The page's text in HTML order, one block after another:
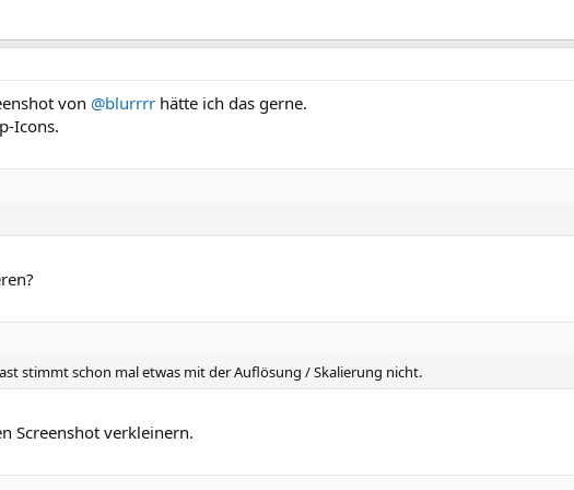
von @blurrrr hätte ich das gerne.
Icons.
stimmt schon mal etwas mit der Auflösung / Skalierung nicht.
Screenshot verkleinern.